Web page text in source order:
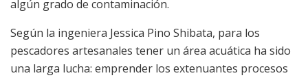
algún grado de contaminación.
Según la ingeniera Jessica Pino Shibata, para los
pescadores artesanales tener un área acuática ha sido
una larga lucha: emprender los extenuantes procesos